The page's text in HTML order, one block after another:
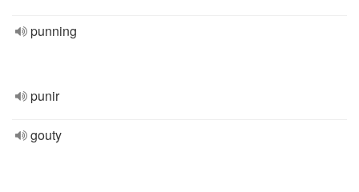
punning
punir
gouty